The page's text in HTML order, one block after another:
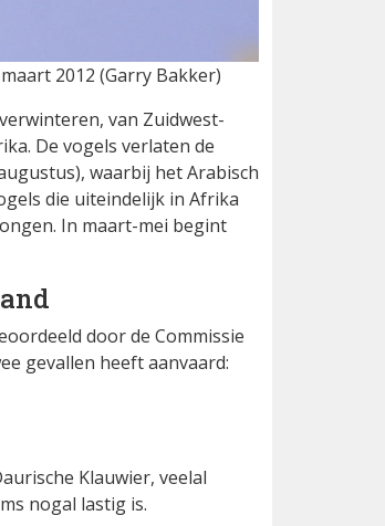
2012 (Garry Bakker)
van Zuidwest-
De vogels verlaten de
waarbij het Arabisch
die uiteindelijk in Afrika
In maart-mei begint
door de Commissie
gevallen heeft aanvaard:
Klauwier, veelal
nogal lastig is.